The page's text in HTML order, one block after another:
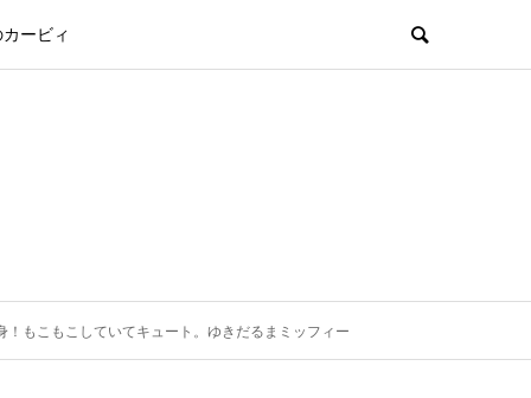
ービィ
もこもこしていてキュート。ゆきだるまミッフィー